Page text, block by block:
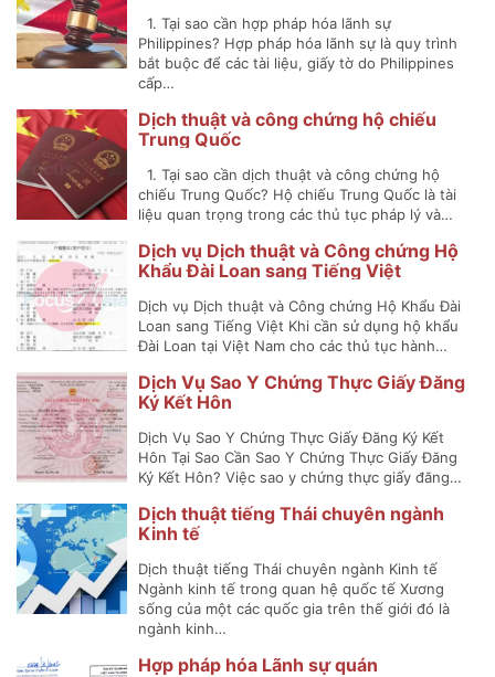
1. Tại sao cần hợp pháp hóa lãnh sự
Philippines? Hợp pháp hóa lãnh sự là quy trình
bắt buộc để các tài liệu, giấy tờ do Philippines
cấp…
Dịch thuật và công chứng hộ chiếu
Trung Quốc
1. Tại sao cần dịch thuật và công chứng hộ
chiếu Trung Quốc? Hộ chiếu Trung Quốc là tài
liệu quan trọng trong các thủ tục pháp lý và…
Dịch vụ Dịch thuật và Công chứng Hộ
Khẩu Đài Loan sang Tiếng Việt
Dịch vụ Dịch thuật và Công chứng Hộ Khẩu Đài
Loan sang Tiếng Việt Khi cần sử dụng hộ khẩu
Đài Loan tại Việt Nam cho các thủ tục hành…
Dịch Vụ Sao Y Chứng Thực Giấy Đăng
Ký Kết Hôn
Dịch Vụ Sao Y Chứng Thực Giấy Đăng Ký Kết
Hôn Tại Sao Cần Sao Y Chứng Thực Giấy Đăng
Ký Kết Hôn? Việc sao y chứng thực giấy đăng…
Dịch thuật tiếng Thái chuyên ngành
Kinh tế
Dịch thuật tiếng Thái chuyên ngành Kinh tế
Ngành kinh tế trong quan hệ quốc tế Xương
sống của một các quốc gia trên thế giới đó là
ngành kinh…
Hợp pháp hóa Lãnh sự quán